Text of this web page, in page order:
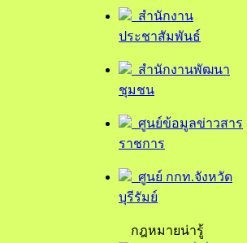
สำนักงาน
ประชาสัมพันธ์
สำนักงานพัฒนา
ชุมชน
ศูนย์ข้อมูลข่าวสาร
ราชการ
ศูนย์ กกท.จังหวัด
บุรีรัมย์
กฎหมายน่ารู้